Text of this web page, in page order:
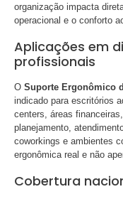
organização impacta
operacional e o conforto
Aplicações em
profissionais
O Suporte Ergonômico
indicado para escritórios
centers, áreas
planejamento,
coworkings e ambientes
ergonômica real e não
Cobertura